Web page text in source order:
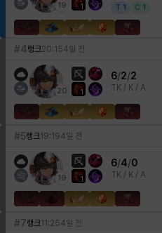
19 1 T 1 C 1
#4랭크20:154일 전
20 1
6/2/2
TK / K / A
#5랭크19:194일 전
19 1
6/4/0
TK / K / A
#7랭크11:254일 전